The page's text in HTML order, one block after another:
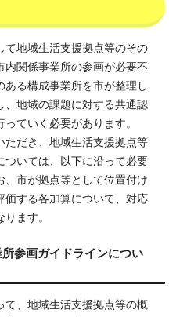
地域生活支援拠点等のその
関係事業所の参画が必要不
る構成事業所を市が整理し
、地域の課題に対する共通認
ていく必要があります。
だき、地域生活支援拠点等
ついては、以下に沿って必要
、市が拠点等として位置付け
価する各加算について、対応
ます。
参画ガイドラインについ
て、地域生活支援拠点等の概